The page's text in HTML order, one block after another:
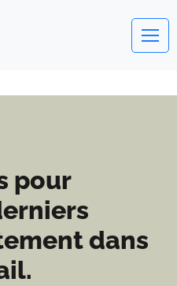
Innovation,
pour
dans